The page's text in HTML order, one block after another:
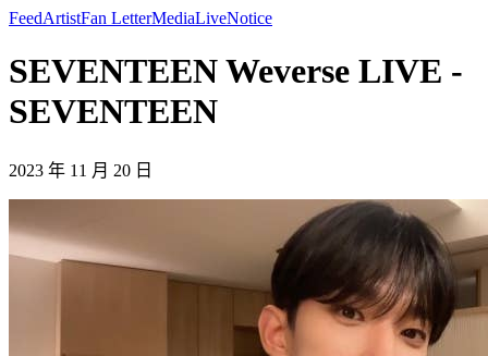
FeedArtistFan LetterMediaLiveNotice
SEVENTEEN Weverse LIVE -
SEVENTEEN
2023 年 11 月 20 日